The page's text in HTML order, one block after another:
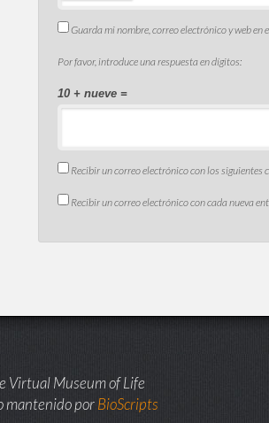
Guarda mi nombre, correo electrónico y web en
Por favor, introduce una respuesta en dígitos:
10 + nueve =
Recibir un correo electrónico con los siguientes
Recibir un correo electrónico con cada nueva
Virtual Museum of Life
mantenido porBioScripts